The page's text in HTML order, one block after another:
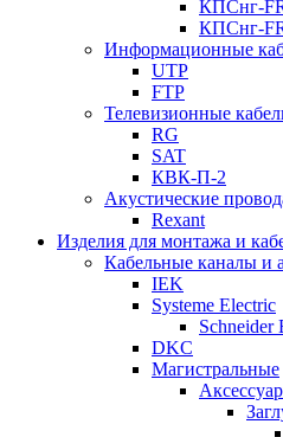
КПСнг-
КПСнг-
Информационные
UTP
FTP
Телевизионные
RG
SAT
КВК-П-2
Акустические
Rexant
Изделия для монтажа и
Кабельные каналы и
IEK
Systeme Electric
Schneider
DKC
Магистральные